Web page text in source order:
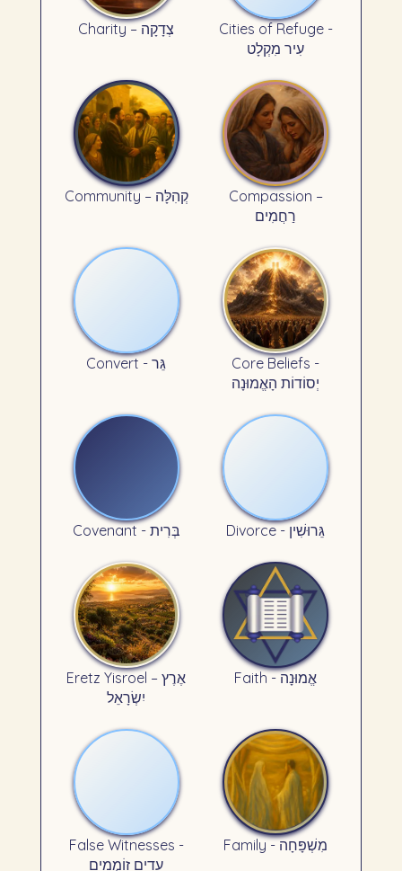
Charity – צְדָקָה
Cities of Refuge -
עִיר מִקְלָט
Community – קְהִלָּה
Compassion –
רַחֲמִים
Convert - גֵּר
Core Beliefs -
יְסוֹדוֹת הָאֱמוּנָה
Covenant - בְּרִית Divorce - גֵּרוּשִׁין
Eretz Yisroel – אֶרֶץ
יִשְׂרָאֵל
Faith - אֱמוּנָה
False Witnesses -
עֵדִים זוֹמְמִים
Family - מִשְׁפָּחָה